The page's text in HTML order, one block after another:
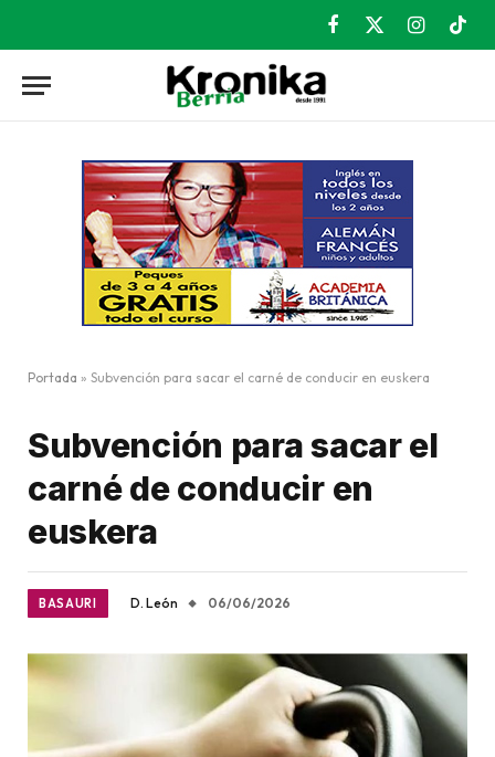
Facebook
X
Instagram
Portada » Subvención para sacar el carné de conducir en euskera
Subvención para sacar el
carné de conducir en
euskera
BASAURI D. León 06/06/2026